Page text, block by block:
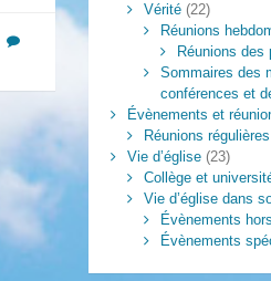
Vérité(22)
Réunions
Réunions des
Sommaires des
conférences et
Évènements et
Réunions
Vie d’église(23)
Collège et
Vie d’église dans
Évènements
Évènements